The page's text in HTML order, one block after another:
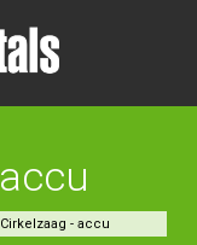
Cirkelzaag - accu